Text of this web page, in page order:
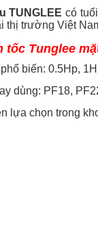
TUNGLEE có
thị trường Việt
tốc Tunglee
biến: 0.5Hp,
dùng: PF18,
lựa chọn trong